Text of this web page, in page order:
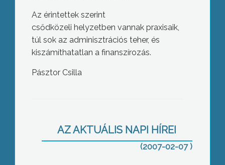
Az érintettek szerint
csődközeli helyzetben vannak praxisaik,
túl sok az adminisztrációs teher, és
kiszámíthatatlan a finanszírozás.
Pásztor Csilla
AZ AKTUÁLIS NAPI HÍREI
(2007-02-07 )